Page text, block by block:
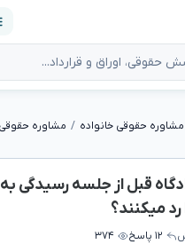
مشاوره حقوقی خانواده مشاوره
قبل از جلسه رسیدگی
میکنند؟
۱۲ پاسخ ۳۷۴